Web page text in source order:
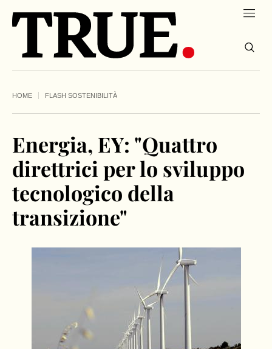
HOME FLASH SOSTENIBILITÀ
Energia, EY: "Quattro
direttrici per lo sviluppo
tecnologico della
transizione"